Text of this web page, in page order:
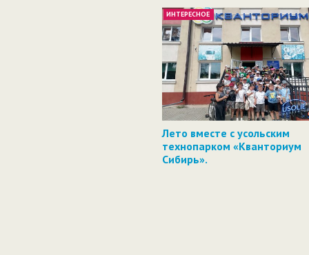
ИНТЕРЕСНОЕ
Лето вместе с усольским
технопарком «Кванториум
Сибирь».